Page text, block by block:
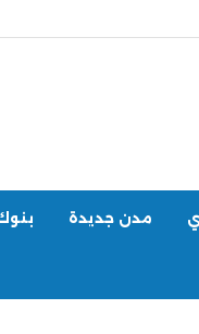
مدن جديدة